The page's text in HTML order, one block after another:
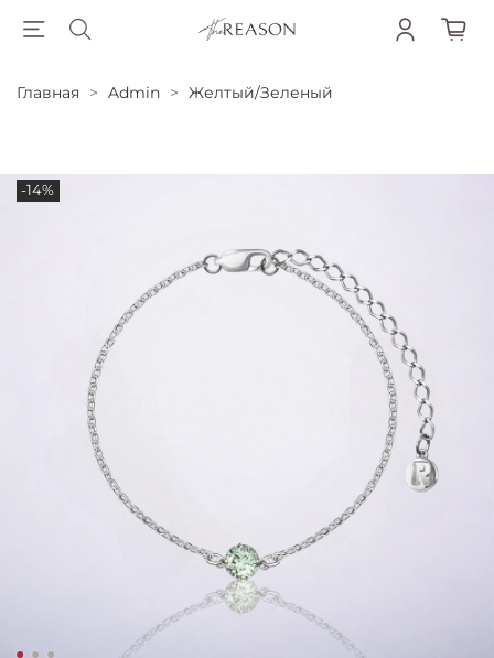
Главная Admin Желтый/Зеленый
-14%